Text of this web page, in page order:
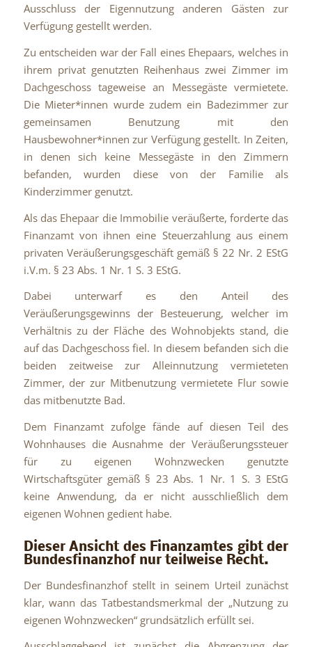
Ausschluss der Eigennutzung anderen Gästen zur
Verfügung gestellt werden.
Zu entscheiden war der Fall eines Ehepaars, welches in
ihrem privat genutzten Reihenhaus zwei Zimmer im
Dachgeschoss tageweise an Messegäste vermietete.
Die Mieter*innen wurde zudem ein Badezimmer zur
gemeinsamen Benutzung mit den
Hausbewohner*innen zur Verfügung gestellt. In Zeiten,
in denen sich keine Messegäste in den Zimmern
befanden, wurden diese von der Familie als
Kinderzimmer genutzt.
Als das Ehepaar die Immobilie veräußerte, forderte das
Finanzamt von ihnen eine Steuerzahlung aus einem
privaten Veräußerungsgeschäft gemäß § 22 Nr. 2 EStG
i.V.m. § 23 Abs. 1 Nr. 1 S. 3 EStG.
Dabei unterwarf es den Anteil des
Veräußerungsgewinns der Besteuerung, welcher im
Verhältnis zu der Fläche des Wohnobjekts stand, die
auf das Dachgeschoss fiel. In diesem befanden sich die
beiden zeitweise zur Alleinnutzung vermieteten
Zimmer, der zur Mitbenutzung vermietete Flur sowie
das mitbenutzte Bad.
Dem Finanzamt zufolge fände auf diesen Teil des
Wohnhauses die Ausnahme der Veräußerungssteuer
für zu eigenen Wohnzwecken genutzte
Wirtschaftsgüter gemäß § 23 Abs. 1 Nr. 1 S. 3 EStG
keine Anwendung, da er nicht ausschließlich dem
eigenen Wohnen gedient habe.
Dieser Ansicht des Finanzamtes gibt der
Bundesfinanzhof nur teilweise Recht.
Der Bundesfinanzhof stellt in seinem Urteil zunächst
klar, wann das Tatbestandsmerkmal der „Nutzung zu
eigenen Wohnzwecken“ grundsätzlich erfüllt sei.